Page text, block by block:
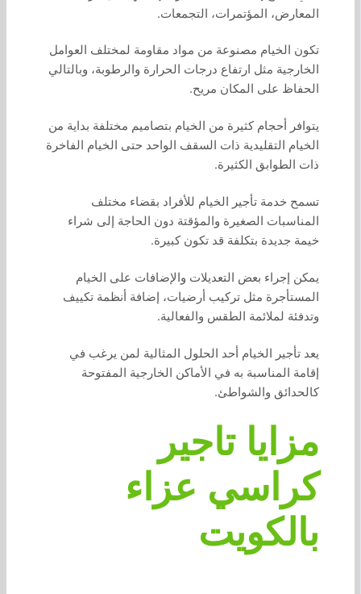
المعارض، المؤتمرات، التجمعات.
تكون الخيام مصنوعة من مواد مقاومة لمختلف العوامل
الخارجية مثل ارتفاع درجات الحرارة والرطوبة، وبالتالي
الحفاظ على المكان مريح.
يتوافر أحجام كثيرة من الخيام بتصاميم مختلفة بداية من
الخيام التقليدية ذات السقف الواحد حتى الخيام الفاخرة
ذات الطوابق الكثيرة.
تسمح خدمة تأجير الخيام للأفراد بقضاء مختلف
المناسبات الصغيرة والمؤقتة دون الحاجة إلى شراء
خيمة جديدة بتكلفة قد تكون كبيرة.
يمكن إجراء بعض التعديلات والإضافات على الخيام
المستأجرة مثل تركيب أرضيات، إضافة أنظمة تكييف
وتدفئة لملائمة الطقس والفعالية.
يعد تأجير الخيام أحد الحلول المثالية لمن يرغب في
إقامة المناسبة به في الأماكن الخارجية المفتوحة
كالحدائق والشواطئ.
مزايا تاجير
كراسي عزاء
بالكويت